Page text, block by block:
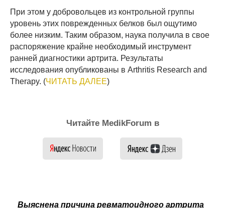
При этом у добровольцев из контрольной группы
уровень этих поврежденных белков был ощутимо
более низким. Таким образом, наука получила в свое
распоряжение крайне необходимый инструмент
ранней диагностики артрита. Результаты
исследования опубликованы в Arthritis Research and
Therapy. (ЧИТАТЬ ДАЛЕЕ)
Читайте MedikForum в
Выяснена причина ревматоидного артрита